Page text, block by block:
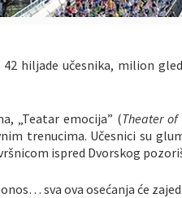
hiljade učesnika, milion
„Teatar emocija” (Theater of
trenucima. Učesnici su
ispred Dvorskog
sva ova osećanja će